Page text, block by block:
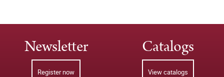
Newsletter
Register now
Catalogs
View catalogs